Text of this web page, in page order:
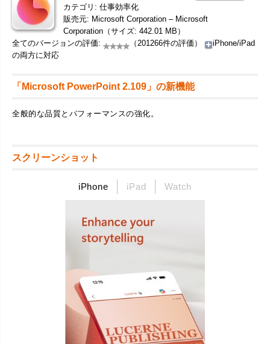
カテゴリ: 仕事効率化
販売元: Microsoft Corporation – Microsoft
Corporation（サイズ: 442.01 MB）
全てのバージョンの評価:
（201266件の評価）
iPhone/iPad
の両方に対応
「Microsoft PowerPoint 2.109」の新機能
全般的な品質とパフォーマンスの強化。
スクリーンショット
iPhone iPad Watch